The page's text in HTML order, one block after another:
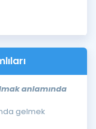
anlamında
gelmek